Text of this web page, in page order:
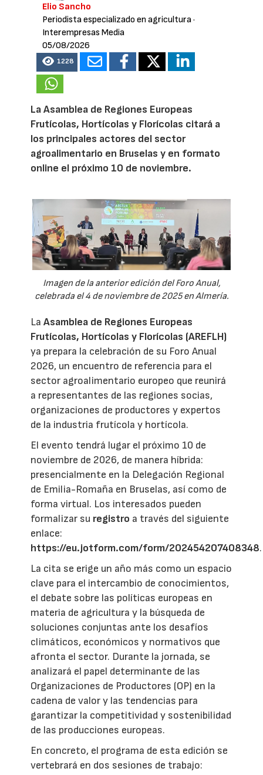
Elio Sancho
Periodista especializado en agricultura·
Interempresas Media
05/08/2026
1228
La Asamblea de Regiones Europeas
Frutícolas, Hortícolas y Florícolas citará a
los principales actores del sector
agroalimentario en Bruselas y en formato
online el próximo 10 de noviembre.
Imagen de la anterior edición del Foro Anual,
celebrada el 4 de noviembre de 2025 en Almería.
LaAsamblea de Regiones Europeas
Frutícolas, Hortícolas y Florícolas (AREFLH)
ya prepara la celebración de su Foro Anual
2026, un encuentro de referencia para el
sector agroalimentario europeo que reunirá
a representantes de las regiones socias,
organizaciones de productores y expertos
de la industria frutícola y hortícola.
El evento tendrá lugar el próximo 10 de
noviembre de 2026, de manera híbrida:
presencialmente en la Delegación Regional
de Emilia-Romaña en Bruselas, así como de
forma virtual. Los interesados pueden
formalizar su registro a través del siguiente
enlace:
https://eu.jotform.com/form/202454207408348.
La cita se erige un año más como un espacio
clave para el intercambio de conocimientos,
el debate sobre las políticas europeas en
materia de agricultura y la búsqueda de
soluciones conjuntas ante los desafíos
climáticos, económicos y normativos que
afronta el sector. Durante la jornada, se
analizará el papel determinante de las
Organizaciones de Productores (OP) en la
cadena de valor y las tendencias para
garantizar la competitividad y sostenibilidad
de las producciones europeas.
En concreto, el programa de esta edición se
vertebrará en dos sesiones de trabajo: